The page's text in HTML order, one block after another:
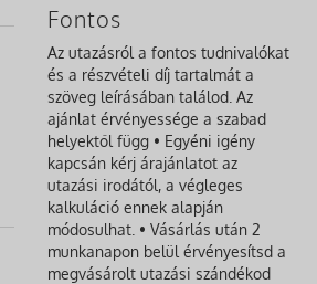
Fontos
Az utazásról a fontos tudnivalókat
és a részvételi díj tartalmát a
szöveg leírásában találod. Az
ajánlat érvényessége a szabad
helyektől függ • Egyéni igény
kapcsán kérj árajánlatot az
utazási irodától, a végleges
kalkuláció ennek alapján
módosulhat. • Vásárlás után 2
munkanapon belül érvényesítsd a
megvásárolt utazási szándékod